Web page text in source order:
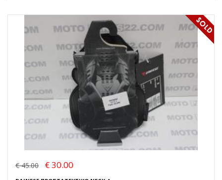
€ 45.00 € 30.00